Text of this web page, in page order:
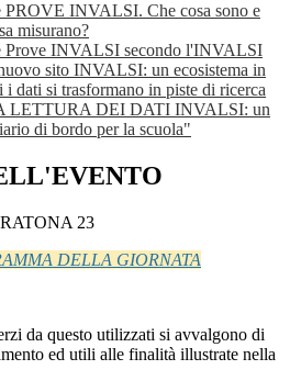
PROVE INVALSI. Che cosa sono e
misurano?
Prove INVALSI secondo l'INVALSI
sito INVALSI: un ecosistema in
i dati si trasformano in piste di ricerca
LETTURA DEI DATI INVALSI: un
di bordo per la scuola"
DELLA GIORNATA
da questo utilizzati si avvalgono di
ed utili alle finalità illustrate nella